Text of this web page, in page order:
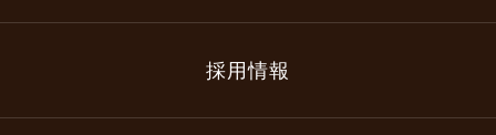
採用情報